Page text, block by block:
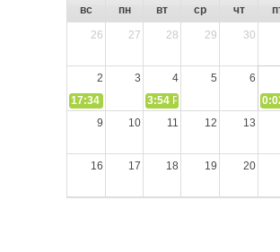
вс пн вт ср чт
26
27 28 29 30
2 3 4 5 6
17:34
СЛОВО из СЛОВА – «Ищите
3:54 РАЗМЫШЛЕНИЕ: Дух
9
10 11 12 13
16 17 18 19 20